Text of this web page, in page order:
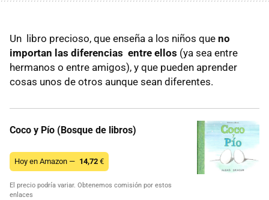
Un libro precioso, que enseña a los niños que no
importan las diferencias entre ellos (ya sea entre
hermanos o entre amigos), y que pueden aprender
cosas unos de otros aunque sean diferentes.
Coco y Pío (Bosque de libros)
Hoy en Amazon — 14,72 €
El precio podría variar. Obtenemos comisión por estos
enlaces